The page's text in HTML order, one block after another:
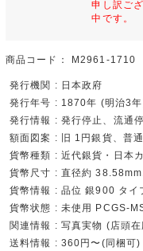
申し訳ご
中です。
商品コード： M2961-1710
発行機関 : 日本政府
発行年号 : 1870年 (明治3
発行情報 : 発行停止、流通
額面図案 : 旧 1円銀貨、普
貨幣種類 : 近代銀貨・日本
貨幣尺寸 : 直径約
貨幣情報 : 品位 銀900 タイ
貨幣状態 : 未使用 PCGS-
関連情報 : 写真実物 (店頭在
送料情報 : 360円〜(同梱可)